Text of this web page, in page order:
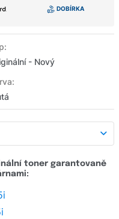
- Nový
toner garantovaně